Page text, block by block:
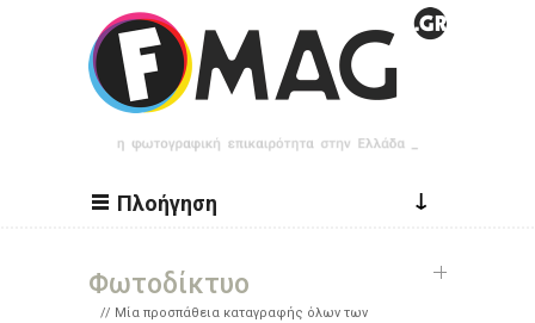
Παράκαμψη προς το κυρίως περιεχόμενο
Πλοήγηση ↓
Φωτοδίκτυο
Μία προσπάθεια καταγραφής όλων των